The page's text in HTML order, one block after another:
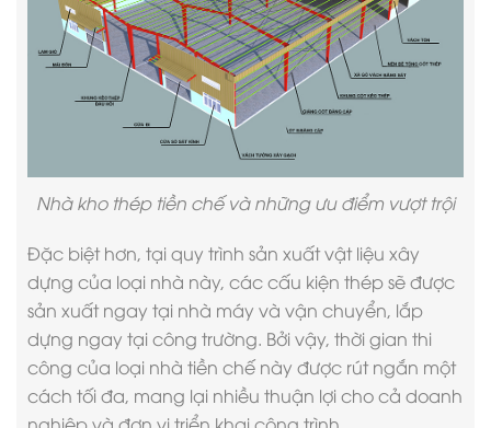
Nhà kho thép tiền chế và những ưu điểm vượt trội
Đặc biệt hơn, tại quy trình sản xuất vật liệu xây
dựng của loại nhà này, các cấu kiện thép sẽ được
sản xuất ngay tại nhà máy và vận chuyển, lắp
dựng ngay tại công trường. Bởi vậy, thời gian thi
công của loại nhà tiền chế này được rút ngắn một
cách tối đa, mang lại nhiều thuận lợi cho cả doanh